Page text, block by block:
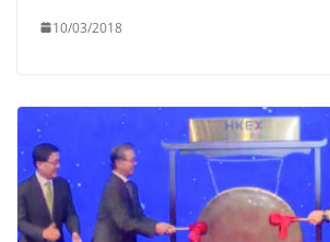
10/03/2018